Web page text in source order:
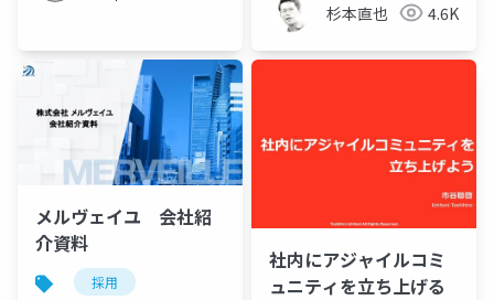
杉本直也 4.6K
メルヴェイユ 会社紹
介資料
採用
社内にアジャイルコミ
ュニティを立ち上げる